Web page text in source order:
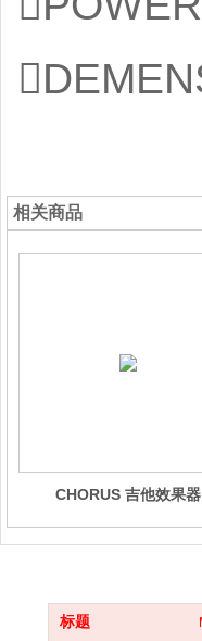
相关商品
CHORUS 吉他效果器
标题